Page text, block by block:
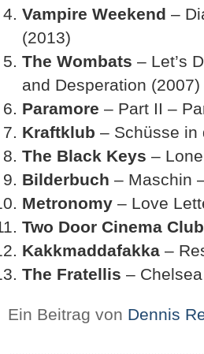
Vampire Weekend –
(2013)
The Wombats – Let’s
and Desperation (2007)
Paramore – Part II –
Kraftklub – Schüsse in
The Black Keys –
Bilderbuch – Maschin
Metronomy – Love
Two Door Cinema Club
Kakkmaddafakka –
The Fratellis –
Ein Beitrag von Dennis